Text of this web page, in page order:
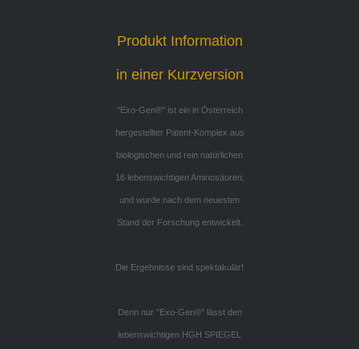
Produkt Information
in einer Kurzversion
"Exo-Gen®" ist ein in Österreich
hergestellter Patent-Komplex aus
biologischen und rein natürlichen
16 lebenswichtigen Aminosäuren,
und wurde nach dem neuesten
Stand der Forschung entwickelt.
Die Ergebnisse sind spektakulär!
Denn nur "Exo-Gen®" lässt den
lebenswichtigen HGH SPIEGEL